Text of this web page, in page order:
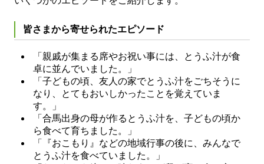
皆さまから寄せられたエピソード
「親戚が集まる席やお祝い事には、とうふ汁が食
卓に並んでいました。」
「子どもの頃、友人の家でとうふ汁をごちそうに
なり、とてもおいしかったことを覚えていま
す。」
「合馬出身の母が作るとうふ汁を、子どもの頃か
ら食べて育ちました。」
「『おこもり』などの地域行事の後に、みんなで
とうふ汁を食べていました。」